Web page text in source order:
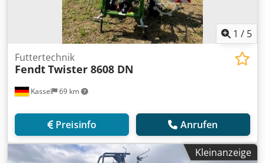
1 / 5
Kassel 69 km
Futtertechnik
FendtTwister 8608 DN
Preisinfo Anrufen
Kleinanzeige